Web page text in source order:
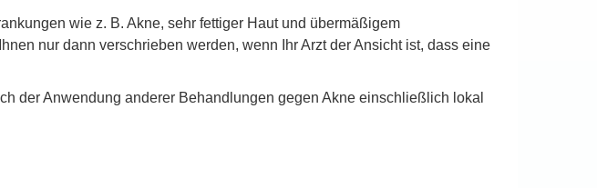
wie z. B. Akne, sehr fettiger Haut und übermäßigem
nur dann verschrieben werden, wenn Ihr Arzt der Ansicht ist, dass eine
der Anwendung anderer Behandlungen gegen Akne einschließlich lokal